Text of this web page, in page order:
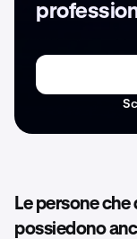
Le persone
possiedono